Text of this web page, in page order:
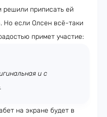
решили приписать ей
Но если Олсен всё-таки
примет участие:
и с
на экране будет в